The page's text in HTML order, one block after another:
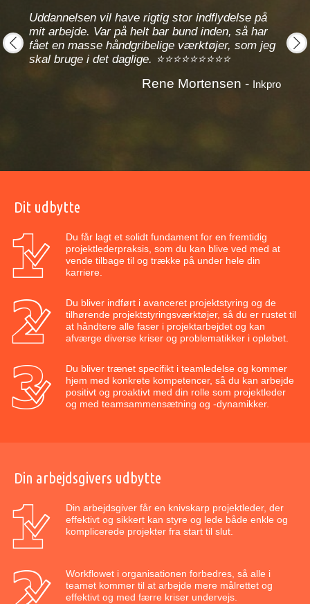
Uddannelsen vil have rigtig stor indflydelse på
mit arbejde. Var på helt bar bund inden, så har
fået en masse håndgribelige værktøjer, som jeg
skal bruge i det daglige. ⭐⭐⭐⭐⭐⭐⭐⭐⭐
Rene Mortensen - Inkpro
ned
for
Dit udbytte
Du får lagt et solidt fundament for en fremtidig
projektlederpraksis, som du kan blive ved med at
vende tilbage til og trække på under hele din
karriere.
Du bliver indført i avanceret projektstyring og de
tilhørende projektstyringsværktøjer, så du er rustet til
at håndtere alle faser i projektarbejdet og kan
afværge diverse kriser og problematikker i opløbet.
Du bliver trænet specifikt i teamledelse og kommer
hjem med konkrete kompetencer, så du kan arbejde
positivt og proaktivt med din rolle som projektleder
og med teamsammensætning og -dynamikker.
Din arbejdsgivers udbytte
Din arbejdsgiver får en knivskarp projektleder, der
effektivt og sikkert kan styre og lede både enkle og
komplicerede projekter fra start til slut.
Workflowet i organisationen forbedres, så alle i
teamet kommer til at arbejde mere målrettet og
effektivt og med færre kriser undervejs.